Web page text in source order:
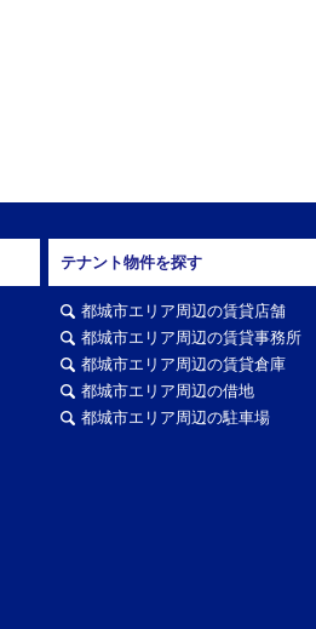
テナント物件を探す
都城市エリア周辺の賃貸店舗
都城市エリア周辺の賃貸事務所
都城市エリア周辺の賃貸倉庫
都城市エリア周辺の借地
都城市エリア周辺の駐車場